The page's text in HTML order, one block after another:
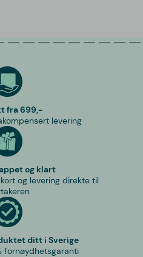
fra 699,-
levering
og klart
og levering direkte til
ditt i Sverige
fornøydhetsgaranti